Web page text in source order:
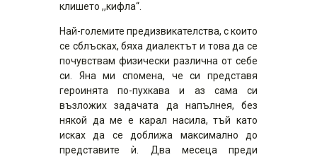
клишето ,,кифла“.
Най-големите предизвикателства, с които
се сблъсках, бяха диалектът и това да се
почувствам физически различна от себе
си. Яна ми спомена, че си представя
героинята по-пухкава и аз сама си
възложих задачата да напълнея, без
някой да ме е карал насила, тъй като
исках да се доближа максимално до
представите ѝ. Два месеца преди